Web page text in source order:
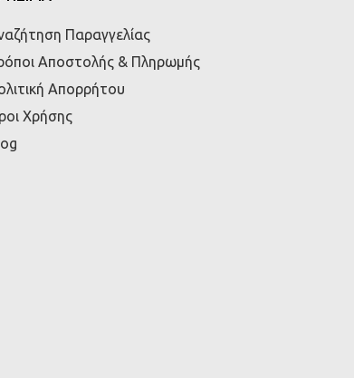
Παραγγελίας
Αποστολής & Πληρωμής
Απορρήτου
Χρήσης